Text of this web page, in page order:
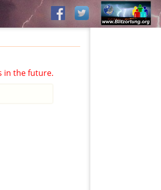
in the future.